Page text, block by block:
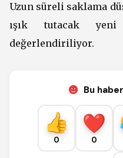
Uzun süreli saklama
ışık tutacak
değerlendiriliyor.
Bu
0 0